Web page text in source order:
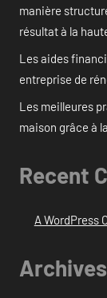
manière
résultat à la
Les aides
entreprise de
Les meilleures
maison grâce à
Recent
A WordPress
Archives